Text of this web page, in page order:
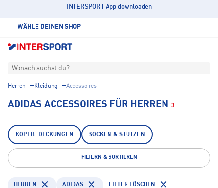
INTERSPORT App downloaden
WÄHLE DEINEN SHOP
Wonach suchst du?
Herren Kleidung Accessoires
ADIDAS ACCESSOIRES FÜR HERREN 3
KOPFBEDECKUNGEN SOCKEN & STUTZEN
FILTERN & SORTIEREN
HERREN ADIDAS FILTER LÖSCHEN